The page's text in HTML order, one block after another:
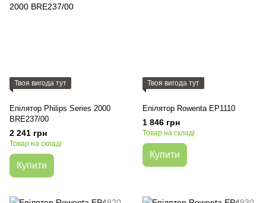
Твоя вигода тут
Епілятор Philips Series 2000
BRE237/00
2 241 грн
Товар на складі
Купити
Твоя вигода тут
Епілятор Rowenta EP1110
1 846 грн
Товар на складі
Купити